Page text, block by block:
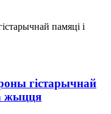
гістарычнай
жыцця